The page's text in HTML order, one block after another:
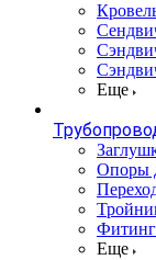
Еще
Опоры
Еще